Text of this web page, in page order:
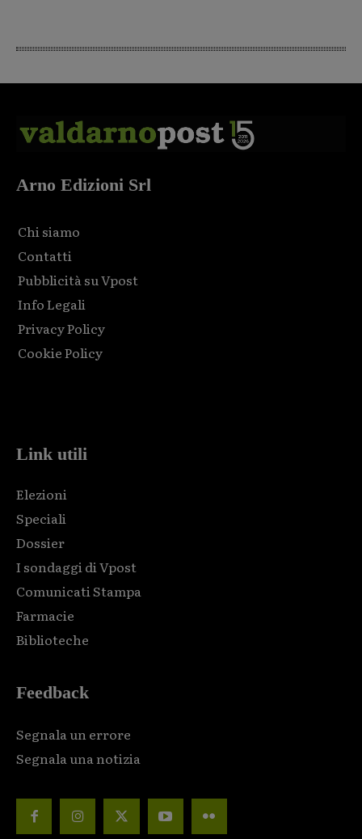
Arno Edizioni Srl
Chi siamo
Contatti
Pubblicità su Vpost
Info Legali
Privacy Policy
Cookie Policy
Link utili
Elezioni
Speciali
Dossier
I sondaggi di Vpost
Comunicati Stampa
Farmacie
Biblioteche
Feedback
Segnala un errore
Segnala una notizia